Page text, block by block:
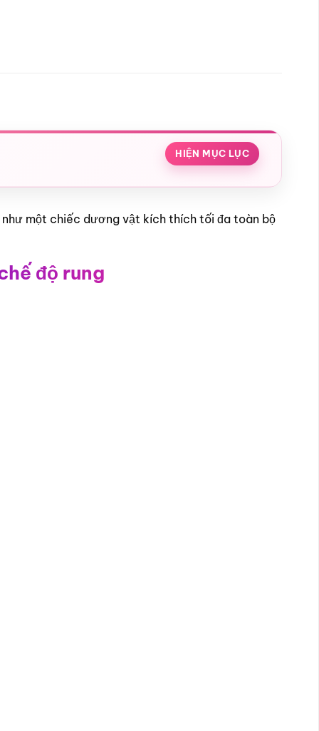
HIỆN MỤC LỤC
một chiếc dương vật kích thích tối đa toàn bộ
độ rung